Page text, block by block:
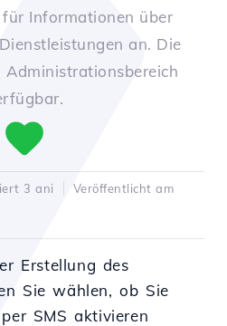
Informationen über
an. Die
3 ani
Veröffentlicht am
Erstellung des
Sie wählen, ob Sie
SMS aktivieren